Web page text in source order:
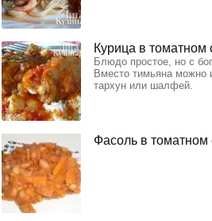
Курица в томатном
Блюдо простое, но с
Вместо тимьяна можно
тархун или шалфей.
Фасоль в томатном